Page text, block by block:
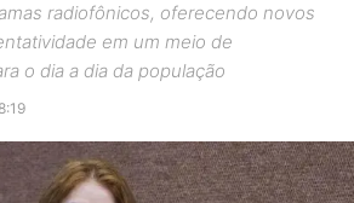
radiofônicos, oferecendo novos
em um meio de
o dia a dia da população